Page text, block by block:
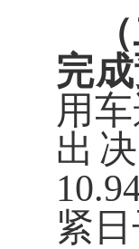
完
用
出
紧